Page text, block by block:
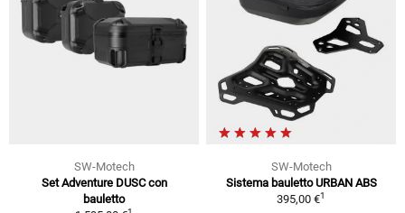
SW-Motech
Set Adventure DUSC con
bauletto
SW-Motech
Sistema bauletto URBAN ABS
395,00 €1